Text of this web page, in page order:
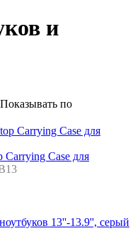
и
Показывать по
Carrying Case для